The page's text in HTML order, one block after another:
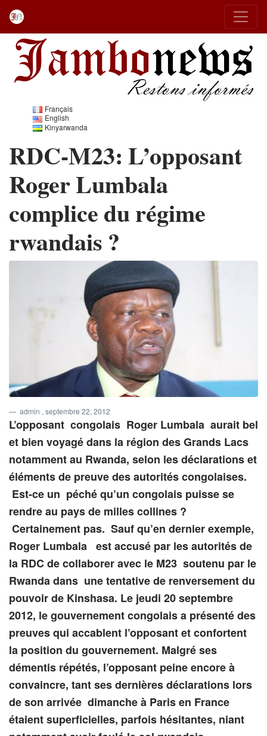
Français
English
Kinyarwanda
RDC-M23: L’opposant
Roger Lumbala
complice du régime
rwandais ?
admin , septembre 22, 2012
L’opposant congolais Roger Lumbala aurait bel
et bien voyagé dans la région des Grands Lacs
notamment au Rwanda, selon les déclarations et
éléments de preuve des autorités congolaises.
Est-ce un péché qu’un congolais puisse se
rendre au pays de milles collines ?
Certainement pas. Sauf qu’en dernier exemple,
Roger Lumbala est accusé par les autorités de
la RDC de collaborer avec le M23 soutenu par le
Rwanda dans une tentative de renversement du
pouvoir de Kinshasa. Le jeudi 20 septembre
2012, le gouvernement congolais a présenté des
preuves qui accablent l’opposant et confortent
la position du gouvernement. Malgré ses
démentis répétés, l’opposant peine encore à
convaincre, tant ses dernières déclarations lors
de son arrivée dimanche à Paris en France
étaient superficielles, parfois hésitantes, niant